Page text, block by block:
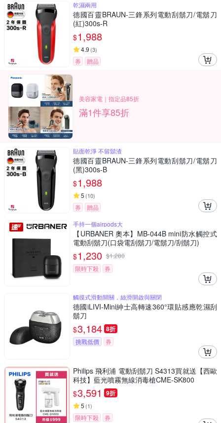
乾濕兩用
德國百靈BRAUN-三鋒系列電動刮鬍刀/電鬍刀
(紅)300s-R
$1,988
4.9 (3)
券 贈品
美容家電｜指定品85折
滿1件享85折
貼面乾淨 不留鬍渣
德國百靈BRAUN-三鋒系列電動刮鬍刀/電鬍刀
(黑)300s-B
$1,988
5 (10)
券
贈品
手持一個airpods大
【URBANER 奧本】MB-044B mini防水觸控式
電動刮鬍刀(口袋電刮鬍刀/電鬍刀/刮鬍刀)
$1,230 $1,280
限時下殺
券
觸摸式滑動開關，絲滑開啟與關閉
德國iLIVI-Mini紳士高轉速360°環貼感應乾濕刮
鬍刀
$3,184 8折
挑戰低價 券
Philips 飛利浦 電動刮鬍刀 S4313買就送【西歐
科技】藍光噴霧無線消毒槍CME-SK800
$3,591 9折
5 (1)
限時下殺 券